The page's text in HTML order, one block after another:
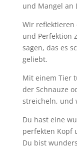
und Mangel an
Wir reflektieren
und Perfektion
sagen, das es
geliebt.
Mit einem Tier
der Schnauze
streicheln, und
Du hast eine
perfekten Kopf
Du bist